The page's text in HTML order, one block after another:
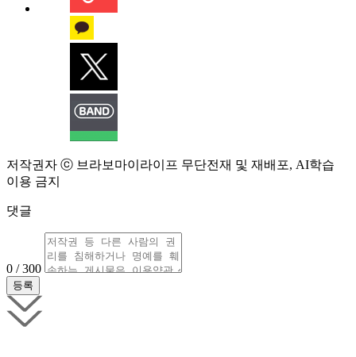
저작권자 ⓒ 브라보마이라이프 무단전재 및 재배포, AI학습
이용 금지
댓글
0 / 300